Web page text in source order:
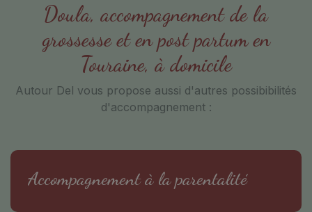
Doula, accompagnement de la
grossesse et en post partum en
Touraine, à domicile
Autour Del vous propose aussi d'autres possibibilités
d'accompagnement :
Accompagnement à la parentalité